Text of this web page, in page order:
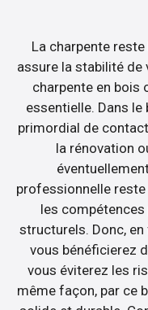
La charpente
assure la stabilité de
charpente en bois
essentielle. Dans le
primordial de
la rénovation
professionnelle
les
structurels. Donc,
vous bénéficierez
vous éviterez les
même façon, par ce